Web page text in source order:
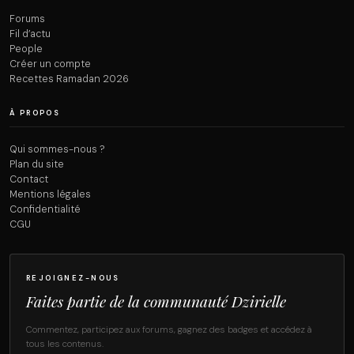
Forums
Fil d’actu
People
Créer un compte
Recettes Ramadan 2026
À PROPOS
Qui sommes-nous ?
Plan du site
Contact
Mentions légales
Confidentialité
CGU
REJOIGNEZ-NOUS
Faites partie de la communauté Dzirielle
Commentez, participez aux forums, gagnez des badges et accédez à
tous les contenus.